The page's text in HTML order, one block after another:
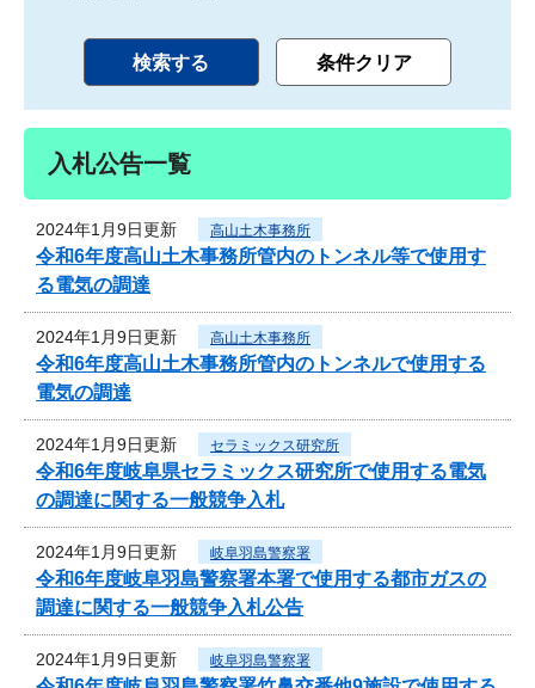
入札公告一覧
2024年1月9日更新 高山土木事務所
令和6年度高山土木事務所管内のトンネル等で使用す
る電気の調達
2024年1月9日更新 高山土木事務所
令和6年度高山土木事務所管内のトンネルで使用する
電気の調達
2024年1月9日更新 セラミックス研究所
令和6年度岐阜県セラミックス研究所で使用する電気
の調達に関する一般競争入札
2024年1月9日更新 岐阜羽島警察署
令和6年度岐阜羽島警察署本署で使用する都市ガスの
調達に関する一般競争入札公告
2024年1月9日更新 岐阜羽島警察署